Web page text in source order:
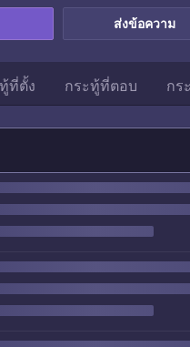
ส่งข้อความ
ที่ตั้ง กระทู้ที่ตอบ กร